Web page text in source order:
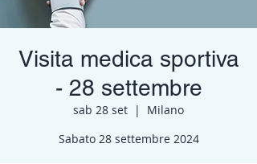
Visita medica sportiva
- 28 settembre
sab 28 set
  |
Milano
Sabato 28 settembre 2024